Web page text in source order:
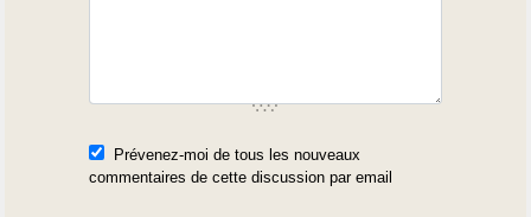
Prévenez-moi de tous les nouveaux
commentaires de cette discussion par email